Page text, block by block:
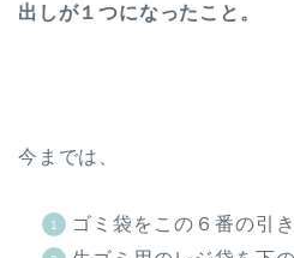
出しが１つになったこと。
今までは、
ゴミ袋をこの６番の引